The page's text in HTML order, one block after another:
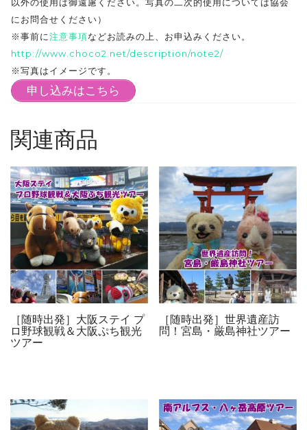
にお問合せください）
※事前に注意事項などお読みの上、お申込みください。
http://www.choco2.net/description/note2/
※写真はイメージです。
申し込みはこちら
関連商品
［随時出発］大阪ステイ プ
ロ野球観戦＆大阪ぷち観光
ツアー
［随時出発］世界遺産訪
問！宮島・厳島神社ツアー